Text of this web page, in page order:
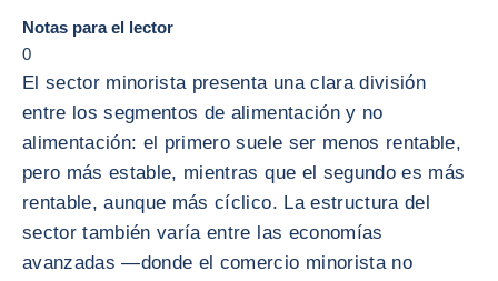
Notas para el lector
0
El sector minorista presenta una clara división
entre los segmentos de alimentación y no
alimentación: el primero suele ser menos rentable,
pero más estable, mientras que el segundo es más
rentable, aunque más cíclico. La estructura del
sector también varía entre las economías
avanzadas —donde el comercio minorista no